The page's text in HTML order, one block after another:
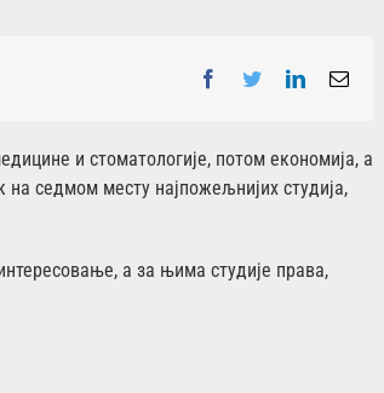
Facebook
TwitterLinkedInEmail
и стоматологије, потом економија, а
на седмом месту најпожељнијих студија,
а за њима студије права,